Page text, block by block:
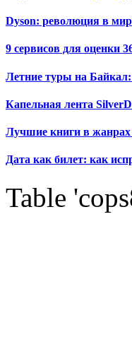
Dyson: революция в
9 сервисов для оценки
Летние туры на
Капельная лента
Лучшие книги в жанрах
Дата как билет: как
Table